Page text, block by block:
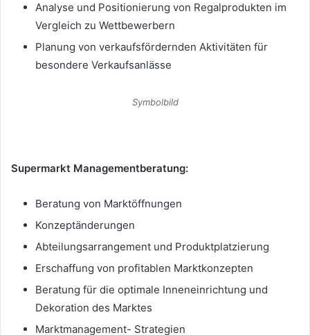
Analyse und Positionierung von Regalprodukten im
Vergleich zu Wettbewerbern
Planung von verkaufsfördernden Aktivitäten für
besondere Verkaufsanlässe
Symbolbild
Supermarkt Managementberatung:
Beratung von Marktöffnungen
Konzeptänderungen
Abteilungsarrangement und Produktplatzierung
Erschaffung von profitablen Marktkonzepten
Beratung für die optimale Inneneinrichtung und
Dekoration des Marktes
Marktmanagement- Strategien